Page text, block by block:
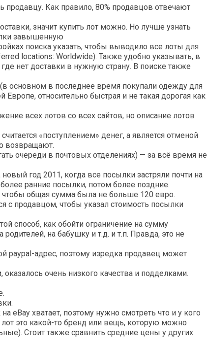
продавцу. Как правило, 80% продавцов отвечают
значит купить лот можно. Но лучше узнать
завышенную
поиска указать, чтобы выводило все лоты для
locations: Worldwide). Также удобно указывать, в
нет доставки в нужную страну. В поиске также
основном в последнее время покупали одежду для
относительно быстрая и не такая дорогая как
всех лотов со всех сайтов, но описание лотов
«поступлением» денег, а является отменой
возвращают.
очереди в почтовых отделениях) — за всё время не
год 2011, когда все посылки застряли почти на
ранние посылки, потом более поздние.
чтобы общая сумма была не больше 120 евро.
с продавцом, чтобы указал стоимость посылки
способ, как обойти ограничение на сумму
на бабушку и т.д. и т.п. Правда, это не
paypal-адрес, поэтому изредка продавец может
очень низкого качества и подделками.
хватает, поэтому нужно смотреть что и у кого
это какой-то бренд или вещь, которую можно
Стоит также сравнить средние цены у других